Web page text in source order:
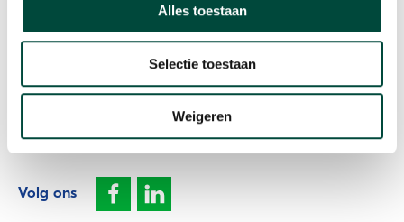
Alles toestaan
Selectie toestaan
Weigeren
Plesmanweg 9c
E:info@bewegenwerkt.nl
Volg ons